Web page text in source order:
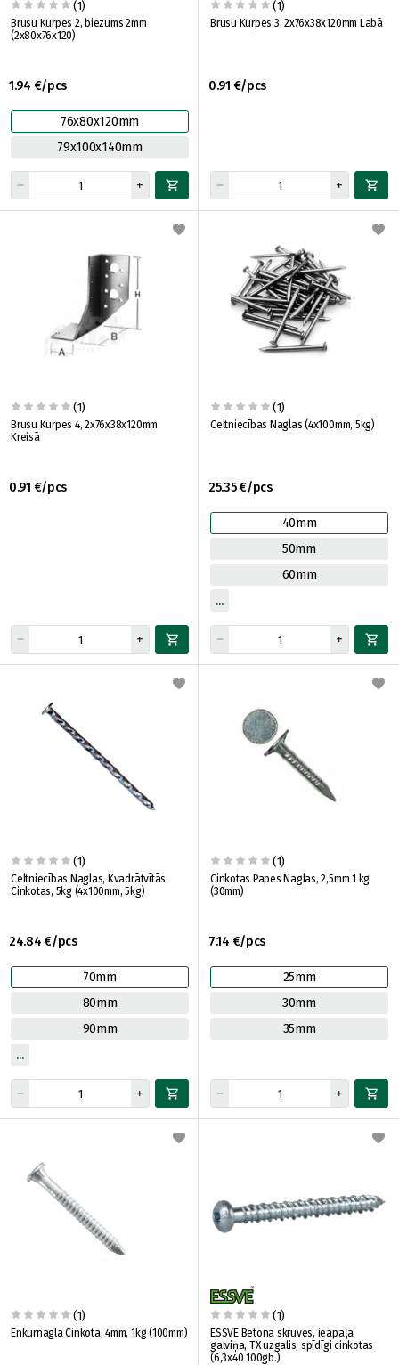
(1)
Brusu Kurpes 2, biezums 2mm
(2x80x76x120)
1.94 €/pcs
76x80x120mm
79x100x140mm
(1)
Brusu Kurpes 3, 2x76x38x120mm Labā
0.91 €/pcs
(1)
Brusu Kurpes 4, 2x76x38x120mm
Kreisā
0.91 €/pcs
(1)
Celtniecības Naglas (4x100mm, 5kg)
25.35 €/pcs
40mm
50mm
60mm
(1)
Celtniecības Naglas, Kvadrātvītās
Cinkotas, 5kg (4x100mm, 5kg)
24.84 €/pcs
70mm
80mm
90mm
(1)
Cinkotas Papes Naglas, 2,5mm 1 kg
(30mm)
7.14 €/pcs
25mm
30mm
35mm
(1)
Enkurnagla Cinkota, 4mm, 1kg (100mm)
(1)
ESSVE Betona skrūves, ieapaļa
galviņa, TX uzgalis, spīdīgi cinkotas
(6,3x40 100gb.)